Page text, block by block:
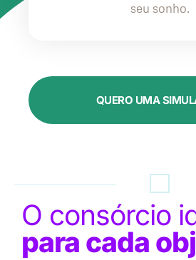
seu sonho.
QUERO UMA
O consórcio
para cada